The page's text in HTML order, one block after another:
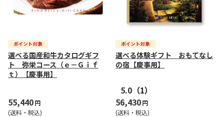
選べる国産和牛カタログギフ
ト 弥栄コース（ｅ－Ｇｉｆ
ｔ）【慶事用】
55,440円
(送料・税込)
選べる体験ギフト おもてなし
の宿【慶事用】
5.0 （1）
56,430円
(送料・税込)